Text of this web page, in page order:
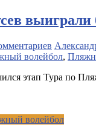
выиграли
волейбол,
этап Тура по
волейбол